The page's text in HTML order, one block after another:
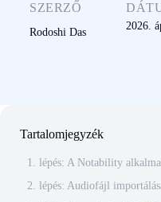
SZERZŐ
Rodoshi Das
2026.
Tartalomjegyzék
1. lépés: A Notability
2. lépés: Audiofájl